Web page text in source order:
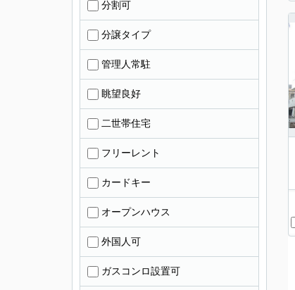
分割可
分譲タイプ
管理人常駐
眺望良好
二世帯住宅
フリーレント
カードキー
オープンハウス
外国人可
ガスコンロ設置可